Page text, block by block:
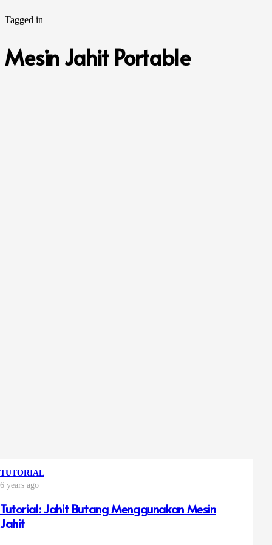
Tagged in
Mesin Jahit Portable
TUTORIAL
6 years ago
Tutorial: Jahit Butang Menggunakan Mesin
Jahit